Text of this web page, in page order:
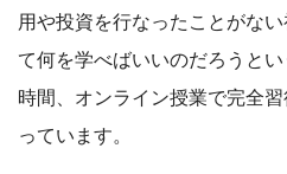
用や投資を行なったことがな
て何を学べばいいのだろうと
時間、オンライン授業で完全
っています。